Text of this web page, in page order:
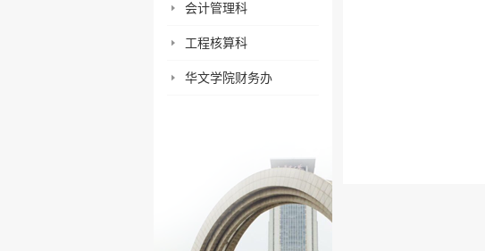
会计管理科
工程核算科
华文学院财务办